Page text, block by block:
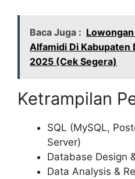
Baca Juga :
Alfamidi Di Kabupaten
2025 (Cek Segera)
Ketrampilan
SQL (MySQL,
Server)
Database Design
Data Analysis &